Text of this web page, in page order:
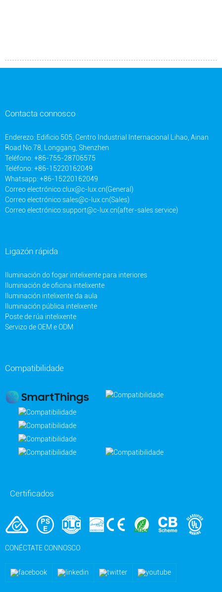
Contacta connosco
Enderezo: Edificio 505, Centro Industrial Internacional Lihao, Ainan
Road No.78, Longgang, Shenzhen
Teléfono: +86-755-28706575
Teléfono: +86-15220162049
Whatsapp: +86-15220162049
Correo electrónico:clux@c-lux.cn(General)
Correo electrónico:sales@c-lux.cn(Sales)
Correo electrónico:support@c-lux.cn(after-sales service)
Ligazón rápida
Iluminación do fogar intelixente para interiores
Iluminación de oficina intelixente
Iluminación intelixente da aula
Iluminación pública intelixente
Poste de rúa intelixente
Servizo de OEM e ODM
Compatibilidade
Certificados
CONÉCTATE CONNOSCO